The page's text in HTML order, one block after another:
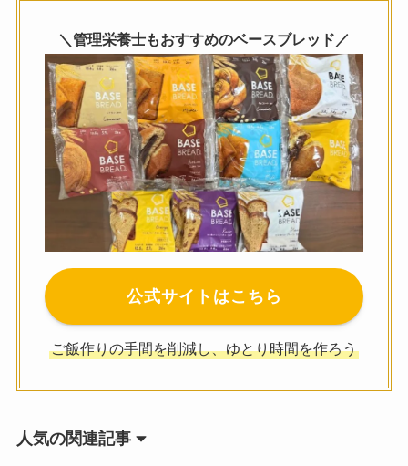
＼管理栄養士もおすすめのベースブレッド／
公式サイトはこちら
ご飯作りの手間を削減し、ゆとり時間を作ろう
人気の関連記事